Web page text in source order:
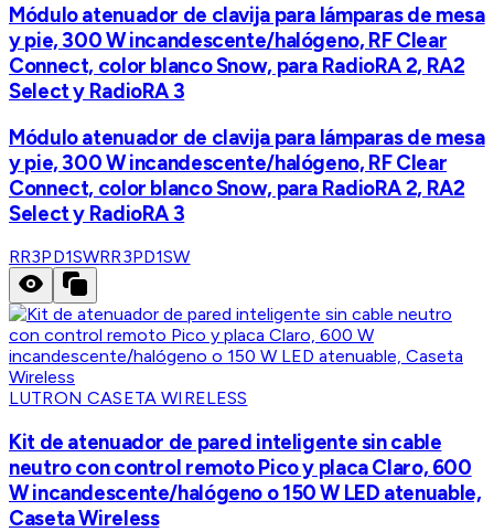
Módulo atenuador de clavija para lámparas de mesa
y pie, 300 W incandescente/halógeno, RF Clear
Connect, color blanco Snow, para RadioRA 2, RA2
Select y RadioRA 3
Módulo atenuador de clavija para lámparas de mesa
y pie, 300 W incandescente/halógeno, RF Clear
Connect, color blanco Snow, para RadioRA 2, RA2
Select y RadioRA 3
RR3PD1SWRR3PD1SW
LUTRON CASETA WIRELESS
Kit de atenuador de pared inteligente sin cable
neutro con control remoto Pico y placa Claro, 600
W incandescente/halógeno o 150 W LED atenuable,
Caseta Wireless